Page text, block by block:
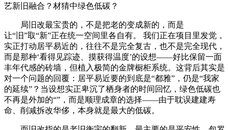
艺新旧融合？材猜中绿色低碳？
局旧改最宝贵的，不是把老的变成新的，而是
让“旧”取“新”正在统一空间里各自有。 我们正在项目里发觉，
实正打动居平易近的，往往不是完全复古，也不是完全现代，
而是那种‘看得见踪迹、摸获得温度’的设想——好比保留一面
丰年代感的砖墙，但植入极简的金牌橱柜系统。这背后其实是
对一个问题的回覆：居平易近要的到底是“都雅”，仍是“我家
的延续”？当设想实正卑沉了栖身者的时间回忆，绿色低碳也
不再是外加的“”，而是顺理成章的选择——由于耽误建建寿
命、削减拆改华侈，本身就是最大的低碳。